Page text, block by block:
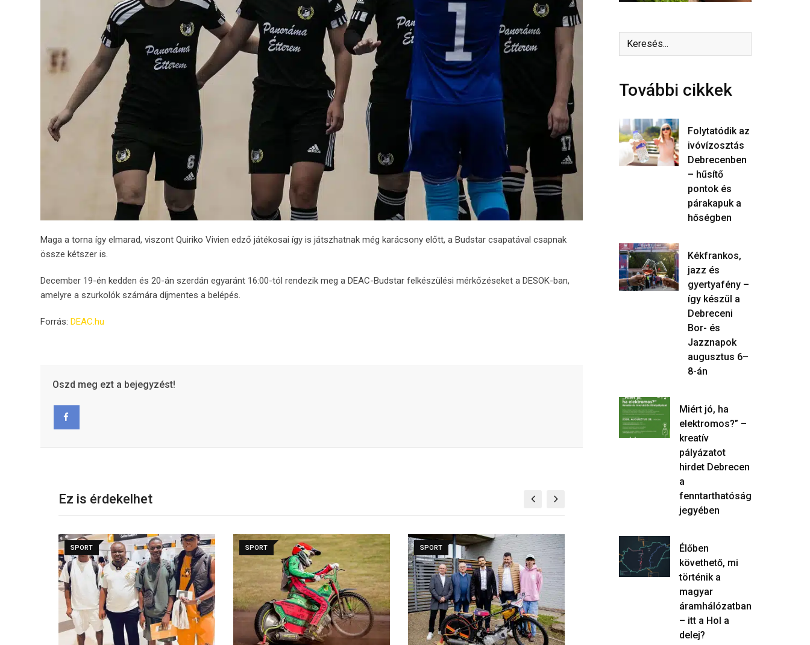
Maga a torna így elmarad, viszont Quiriko Vivien edző játékosai így is játszhatnak még karácsony előtt, a Budstar csapatával csapnak
össze kétszer is.
December 19-én kedden és 20-án szerdán egyaránt 16:00-tól rendezik meg a DEAC-Budstar felkészülési mérkőzéseket a DESOK-ban,
amelyre a szurkolók számára díjmentes a belépés.
Forrás: DEAC.hu
Oszd meg ezt a bejegyzést!
Ez is érdekelhet
SPORT SPORT KÖZÉLET
További cikkek
Folytatódik az
ivóvízosztás
Debrecenben
– hűsítő
pontok és
párakapuk a
hőségben
Kékfrankos,
jazz és
gyertyafény –
így készül a
Debreceni
Bor- és
Jazznapok
augusztus 6–
8-án
Miért jó, ha
elektromos?” –
kreatív
pályázatot
hirdet Debrecen
a
fenntarthatóság
jegyében
Élőben
követhető, mi
történik a
magyar
áramhálózatban
– itt a Hol a
delej?